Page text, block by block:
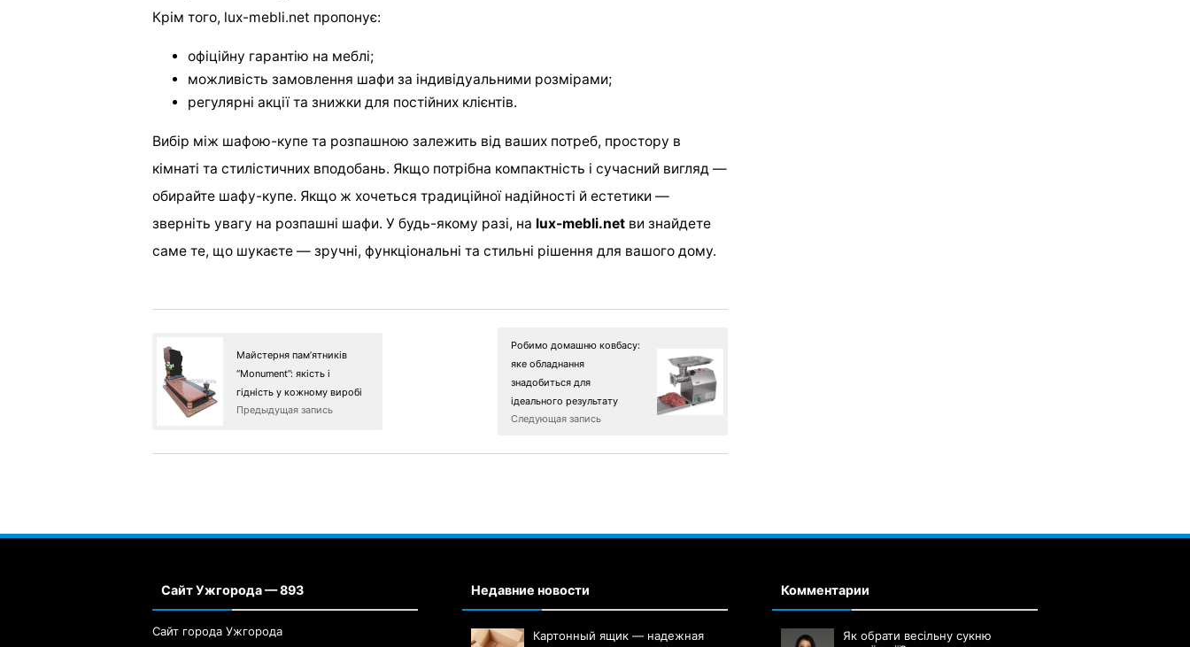
Крім того, lux-mebli.net пропонує:
офіційну гарантію на меблі;
можливість замовлення шафи за індивідуальними розмірами;
регулярні акції та знижки для постійних клієнтів.
Вибір між шафою-купе та розпашною залежить від ваших потреб, простору в
кімнаті та стилістичних вподобань. Якщо потрібна компактність і сучасний вигляд —
обирайте шафу-купе. Якщо ж хочеться традиційної надійності й естетики —
зверніть увагу на розпашні шафи. У будь-якому разі, на lux-mebli.net ви знайдете
саме те, що шукаєте — зручні, функціональні та стильні рішення для вашого дому.
Майстерня пам’ятників
“Monument”: якість і
гідність у кожному виробі
Предыдущая запись
Робимо домашню ковбасу:
яке обладнання
знадобиться для
ідеального результату
Следующая запись
Сайт Ужгорода — 893
Сайт города Ужгорода
Недавние новости
Картонный ящик — надежная
Комментарии
Як обрати весільну сукню